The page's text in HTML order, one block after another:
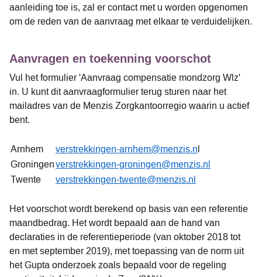
aanleiding toe is, zal er contact met u worden opgenomen
om de reden van de aanvraag met elkaar te verduidelijken.
Aanvragen en toekenning voorschot
Vul het formulier 'Aanvraag compensatie mondzorg Wlz'
in. U kunt dit aanvraagformulier terug sturen naar het
mailadres van de Menzis Zorgkantoorregio waarin u actief
bent.
Arnhem verstrekkingen-arnhem@menzis.nl
Groningenverstrekkingen-groningen@menzis.nl
Twente
verstrekkingen-twente@menzis.nl
Het voorschot wordt berekend op basis van een referentie
maandbedrag. Het wordt bepaald aan de hand van
declaraties in de referentieperiode (van oktober 2018 tot
en met september 2019), met toepassing van de norm uit
het Gupta onderzoek zoals bepaald voor de regeling